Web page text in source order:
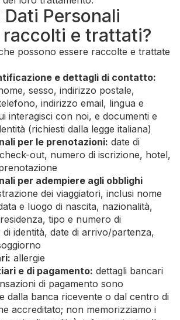
Dati Personali
e trattati?
possono essere raccolte e trattate
e dettagli di contatto:
sesso, indirizzo postale,
indirizzo email, lingua e
interagisci con noi, e documenti e
(richiesti dalla legge italiana)
per le prenotazioni: date di
out, numero di iscrizione, hotel,
per adempiere agli obblighi
dei viaggiatori, inclusi nome
e luogo di nascita, nazionalità,
tipo e numero di
identità, date di arrivo/partenza,
allergie
e di pagamento: dettagli bancari
di pagamento sono
dalla banca ricevente o dal centro di
accreditato; non memorizziamo i